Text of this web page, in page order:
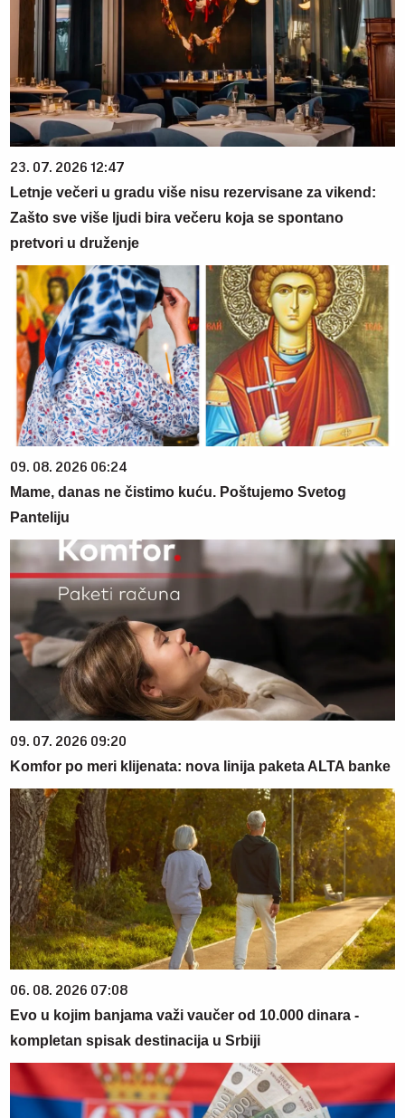
23. 07. 2026 12:47
Letnje večeri u gradu više nisu rezervisane za vikend:
Zašto sve više ljudi bira večeru koja se spontano
pretvori u druženje
09. 08. 2026 06:24
Mame, danas ne čistimo kuću. Poštujemo Svetog
Panteliju
09. 07. 2026 09:20
Komfor po meri klijenata: nova linija paketa ALTA banke
06. 08. 2026 07:08
Evo u kojim banjama važi vaučer od 10.000 dinara -
kompletan spisak destinacija u Srbiji